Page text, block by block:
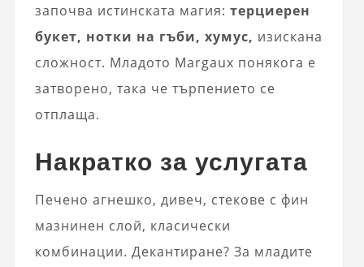
започва истинската магия: терциерен
букет, нотки на гъби, хумус, изискана
сложност. Младото Margaux понякога е
затворено, така че търпението се
отплаща.
Накратко за услугата
Печено агнешко, дивеч, стекове с фин
мазнинен слой, класически
комбинации. Декантиране? За младите